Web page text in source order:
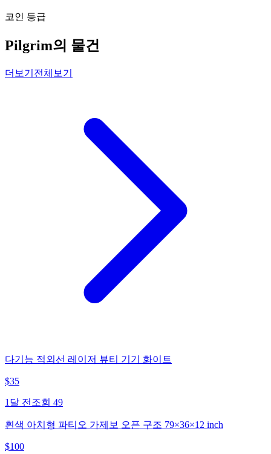
코인 등급
Pilgrim의 물건
더보기 전체보기
다기능 적외선 레이저 뷰티 기기 화이트
$35
1달 전 조회 49
흰색 아치형 파티오 가제보 오픈 구조 79×36×12 inch
$100